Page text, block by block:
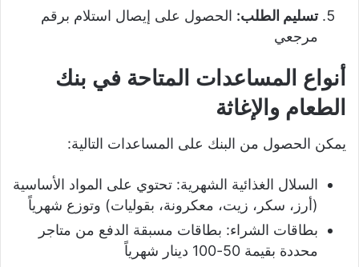
تسليم الطلب: الحصول على إيصال استلام برقم
مرجعي
أنواع المساعدات المتاحة في بنك
الطعام والإغاثة
يمكن الحصول من البنك على المساعدات التالية:
السلال الغذائية الشهرية: تحتوي على المواد الأساسية
(أرز، سكر، زيت، معكرونة، بقوليات) وتوزع شهرياً
بطاقات الشراء: بطاقات مسبقة الدفع من متاجر
محددة بقيمة 50-100 دينار شهرياً